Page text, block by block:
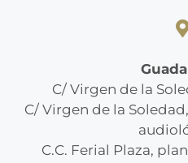
C/ Virgen de la
C/ Virgen de la Soledad,
C.C. Ferial Plaza,